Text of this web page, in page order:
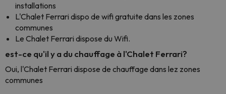
installations
L'Chalet Ferrari dispo de wifi gratuite dans les zones
communes
Le Chalet Ferrari dispose du Wifi.
est-ce qu'il y a du chauffage à l'Chalet Ferrari?
Oui, l'Chalet Ferrari dispose de chauffage dans lez zones
communes